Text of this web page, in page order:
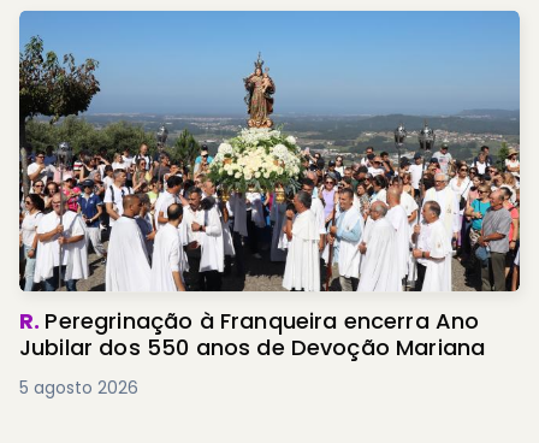
R. Peregrinação à Franqueira encerra Ano
Jubilar dos 550 anos de Devoção Mariana
5 agosto 2026